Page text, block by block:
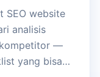
SEO website
analisis
kompetitor —
yang bisa…